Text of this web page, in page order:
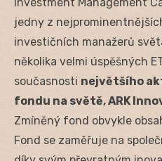
jedny z
investičních manažerů
několika velmi úspěšných
současnosti největšího
fondu na světě, ARK
Zmíněný fond obvykle
Fond se zaměřuje na